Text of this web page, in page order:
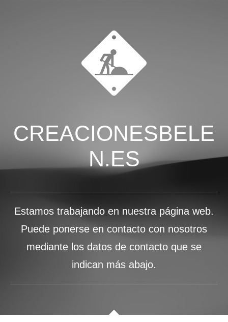
CREACIONESBELE
N.ES
Estamos trabajando en nuestra página web.
Puede ponerse en contacto con nosotros
mediante los datos de contacto que se
indican más abajo.